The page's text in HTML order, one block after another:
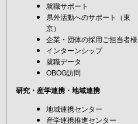
就職サポート
県外活動へのサポート（東
京）
企業・団体の採用ご担当者様
インターンシップ
就職データ
OBOG訪問
研究・産学連携・地域連携
地域連携センター
産学連携推進センター